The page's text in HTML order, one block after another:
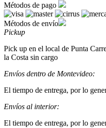
Métodos de pago
Métodos de envío
Pickup
Pick up en el local de Punta
la Costa sin cargo
Envíos dentro de Montevideo:
El tiempo de entrega, por lo
Envíos al interior:
El tiempo de entrega, por lo